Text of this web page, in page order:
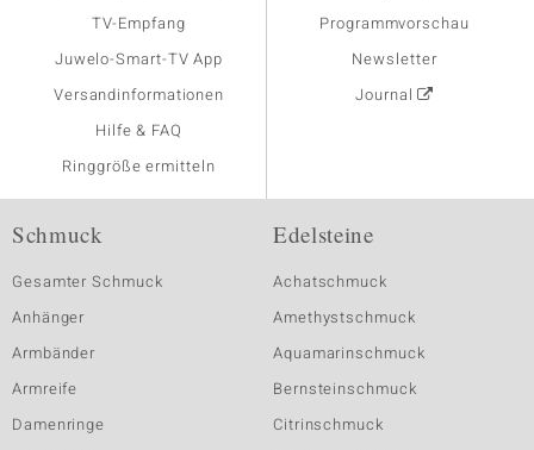
TV-Empfang
Juwelo-Smart-TV App
Versandinformationen
Hilfe & FAQ
Ringgröße ermitteln
Programmvorschau
Newsletter
Journal
Schmuck
Gesamter Schmuck
Anhänger
Armbänder
Armreife
Damenringe
Edelsteine
Achatschmuck
Amethystschmuck
Aquamarinschmuck
Bernsteinschmuck
Citrinschmuck